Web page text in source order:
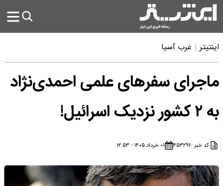
اینتیتر غرب آسیا
ماجرای سفرهای علمی احمدی‌نژاد
به ۲ کشور نزدیک اسرائیل!
کد خبر :۴۵۳۲۹۶ ۰۱ خرداد ۱۴۰۵ - ۱۲:۵۳